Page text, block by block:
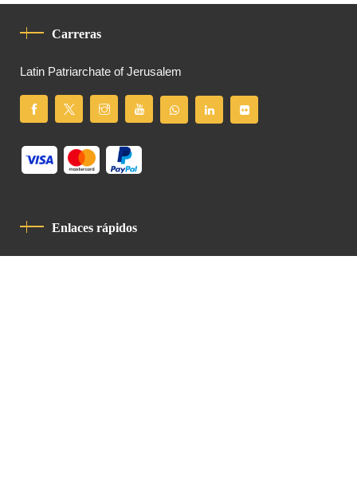
Carreras
Latin Patriarchate of Jerusalem
Enlaces rápidos